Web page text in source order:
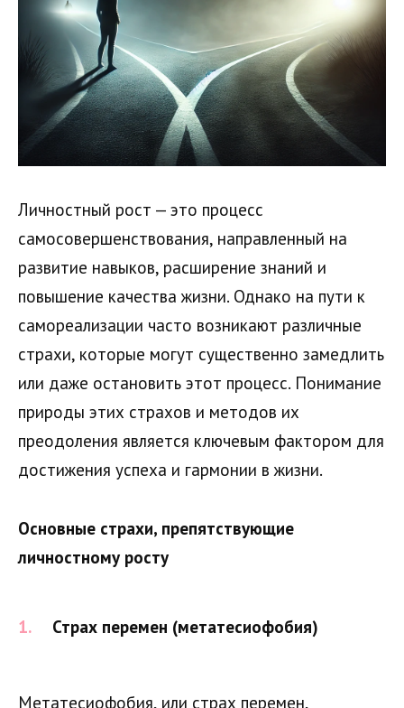
Личностный рост — это процесс
самосовершенствования, направленный на
развитие навыков, расширение знаний и
повышение качества жизни. Однако на пути к
самореализации часто возникают различные
страхи, которые могут существенно замедлить
или даже остановить этот процесс. Понимание
природы этих страхов и методов их
преодоления является ключевым фактором для
достижения успеха и гармонии в жизни.
Основные страхи, препятствующие
личностному росту
Страх перемен (метатесиофобия)
Метатесиофобия, или страх перемен,